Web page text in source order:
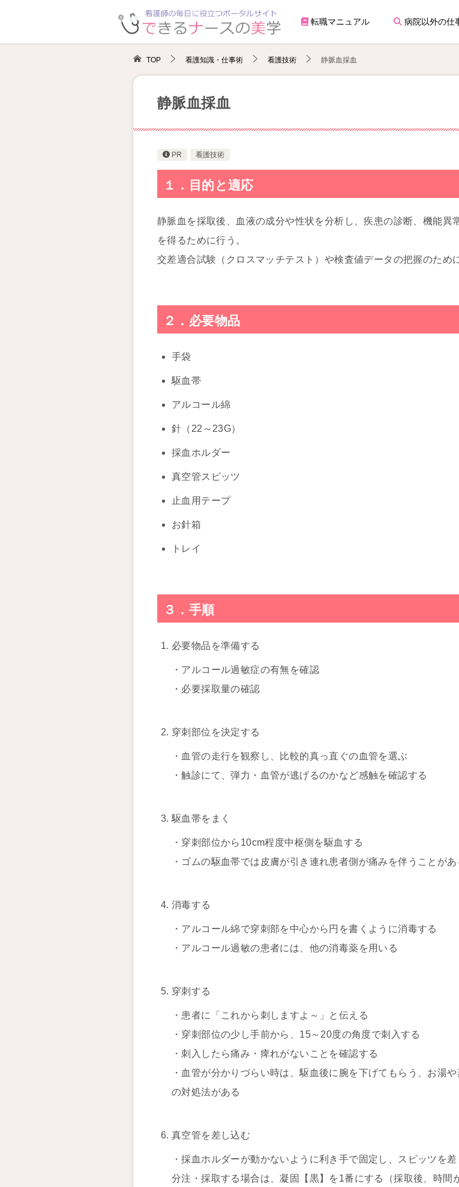
転職マニュアル 病院以外の仕
TOP 看護知識・仕事術 看護技術 静脈血採血
静脈血採血
PR 看護技術
１．目的と適応
静脈血を採取後、血液の成分や性状を分析し、疾患の診断、機能異
を得るために行う。
交差適合試験（クロスマッチテスト）や検査値データの把握のため
２．必要物品
手袋
駆血帯
アルコール綿
針（22～23G）
採血ホルダー
真空管スピッツ
止血用テープ
お針箱
トレイ
３．手順
必要物品を準備する
・アルコール過敏症の有無を確認
・必要採取量の確認
穿刺部位を決定する
・血管の走行を観察し、比較的真っ直ぐの血管を選ぶ
・触診にて、弾力・血管が逃げるのかなど感触を確認する
駆血帯をまく
・穿刺部位から10cm程度中枢側を駆血する
・ゴムの駆血帯では皮膚が引き連れ患者側が痛みを伴うことが
消毒する
・アルコール綿で穿刺部を中心から円を書くように消毒する
・アルコール過敏の患者には、他の消毒薬を用いる
穿刺する
・患者に「これから刺しますよ～」と伝える
・穿刺部位の少し手前から、15～20度の角度で刺入する
・刺入したら痛み・痺れがないことを確認する
・血管が分かりづらい時は、駆血後に腕を下げてもらう、お湯
の対処法がある
真空管を差し込む
・採血ホルダーが動かないように利き手で固定し、スピッツを差
分注・採取する場合は、凝固【黒】を1番にする（採取後、時間